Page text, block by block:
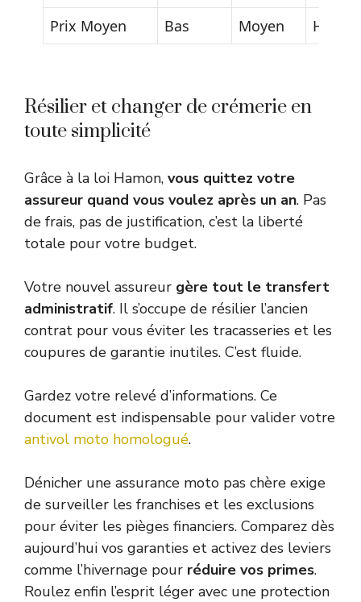
Prix Moyen Bas Moyen Haut
Résilier et changer de crémerie en
toute simplicité
Grâce à la loi Hamon, vous quittez votre
assureur quand vous voulez après un an. Pas
de frais, pas de justification, c’est la liberté
totale pour votre budget.
Votre nouvel assureur gère tout le transfert
administratif. Il s’occupe de résilier l’ancien
contrat pour vous éviter les tracasseries et les
coupures de garantie inutiles. C’est fluide.
Gardez votre relevé d’informations. Ce
document est indispensable pour valider votre
antivol moto homologué.
Dénicher une assurance moto pas chère exige
de surveiller les franchises et les exclusions
pour éviter les pièges financiers. Comparez dès
aujourd’hui vos garanties et activez des leviers
comme l’hivernage pour réduire vos primes.
Roulez enfin l’esprit léger avec une protection